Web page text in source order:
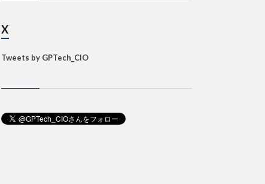
X
Tweets by GPTech_CIO